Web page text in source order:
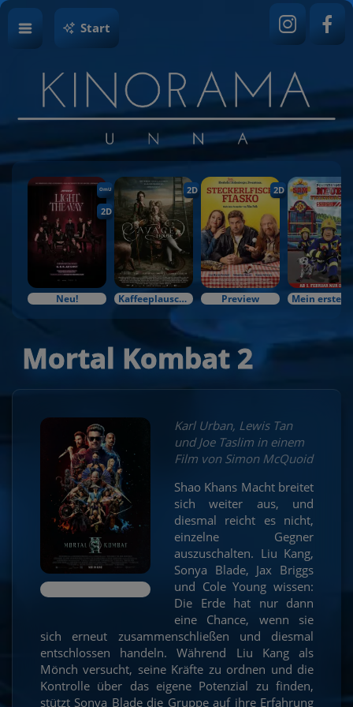
Start
OmU
2D
Neu!
2D
Kaffeeplausch & Kinozauber
2D
Preview
Mortal Kombat 2
Karl Urban, Lewis Tan
und Joe Taslim in einem
Film von Simon McQuoid
Shao Khans Macht breitet
sich weiter aus, und
diesmal reicht es nicht,
einzelne Gegner
auszuschalten. Liu Kang,
Sonya Blade, Jax Briggs
und Cole Young wissen:
Die Erde hat nur dann
eine Chance, wenn sie
sich erneut zusammenschließen und diesmal
entschlossen handeln. Während Liu Kang als
Mönch versucht, seine Kräfte zu ordnen und die
Kontrolle über das eigene Potenzial zu finden,
stützt Sonya Blade die Gruppe auf ihre Erfahrung